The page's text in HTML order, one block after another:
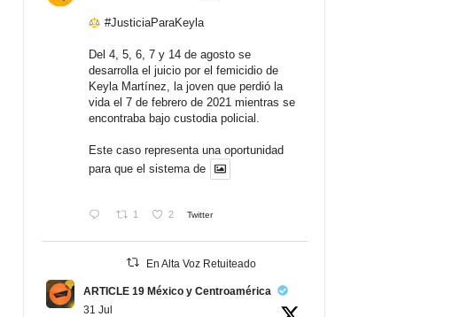
#JusticiaParaKeyla
Del 4, 5, 6, 7 y 14 de agosto se
desarrolla el juicio por el femicidio de
Keyla Martínez, la joven que perdió la
vida el 7 de febrero de 2021 mientras se
encontraba bajo custodia policial.
Este caso representa una oportunidad
para que el sistema de
1 2 Twitter
En Alta Voz Retuiteado
ARTICLE 19 México y Centroamérica
31 Jul